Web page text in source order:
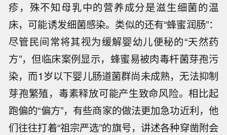
疹，殊不知母乳中的营养成分是滋生细菌的温
床，可能诱发细菌感染。类似的还有“蜂蜜润肠”：
尽管民间常将其视为缓解婴幼儿便秘的“天然药
方”，但临床案例显示，蜂蜜易被肉毒杆菌芽孢污
染，而1岁以下婴儿肠道菌群尚未成熟，无法抑制
芽孢繁殖，毒素释放可能产生致命风险。相比起
跑偏的“偏方”，有些商家的做法更加急功近利，他
们往往打着“祖宗严选”的旗号，讲述各种穿凿附会